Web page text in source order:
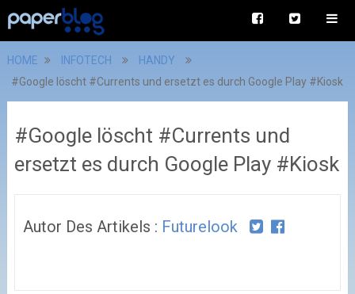
HOME INFOTECH
HANDY
#Google löscht #Currents und ersetzt es durch Google Play #Kiosk
#Google löscht #Currents und
ersetzt es durch Google Play #Kiosk
Autor Des Artikels : Futurelook